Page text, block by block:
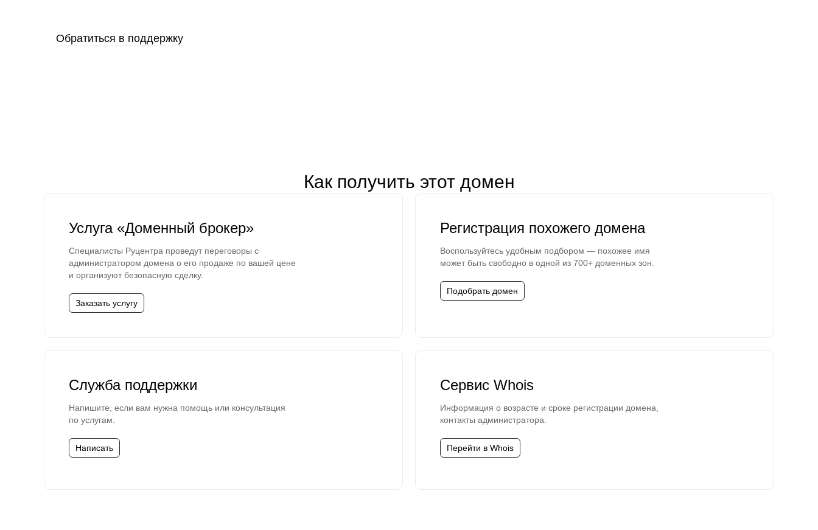
Обратиться в поддержку
Как получить этот домен
Услуга «Доменный брокер»
Специалисты Руцентра проведут переговоры с
администратором домена о его продаже по вашей цене
и организуют безопасную сделку.
Заказать услугу
Регистрация похожего домена
Воспользуйтесь удобным подбором — похожее имя
может быть свободно в одной из 700+ доменных зон.
Подобрать домен
Служба поддержки
Напишите, если вам нужна помощь или консультация
по услугам.
Написать
Сервис Whois
Информация о возрасте и сроке регистрации домена,
контакты администратора.
Перейти в Whois